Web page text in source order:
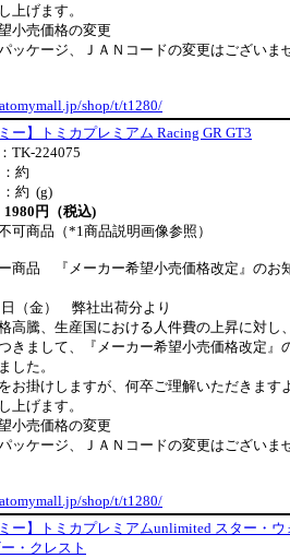
上げます。
小売価格の変更
ッケージ、ＪＡＮコードの変更はございま
shop/t/t1280/
ー】トミカプレミアム Racing GR GT3
TK-224075
約
(g)
円（税込)
可商品（*1商品説明画像参照）
商品 『メーカー希望小売価格改定』のお
日（金） 弊社出荷分より
高騰、生産国における人件費の上昇に対し
きまして、『メーカー希望小売価格改定』
した。
お掛けしますが、何卒ご理解いただきます
上げます。
小売価格の変更
ッケージ、ＪＡＮコードの変更はございま
shop/t/t1280/
ミー】トミカプレミアムunlimited スター・ウ
・クレスト